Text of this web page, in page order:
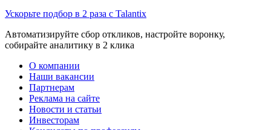
Ускорьте подбор в 2 раза с Talantix
Автоматизируйте сбор откликов, настройте воронку,
собирайте аналитику в 2 клика
О компании
Наши вакансии
Партнерам
Реклама на сайте
Новости и статьи
Инвесторам